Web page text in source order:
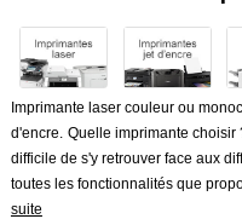
Imprimante laser couleur ou
d'encre. Quelle imprimante choisir
difficile de s'y retrouver face aux
toutes les fonctionnalités que
suite